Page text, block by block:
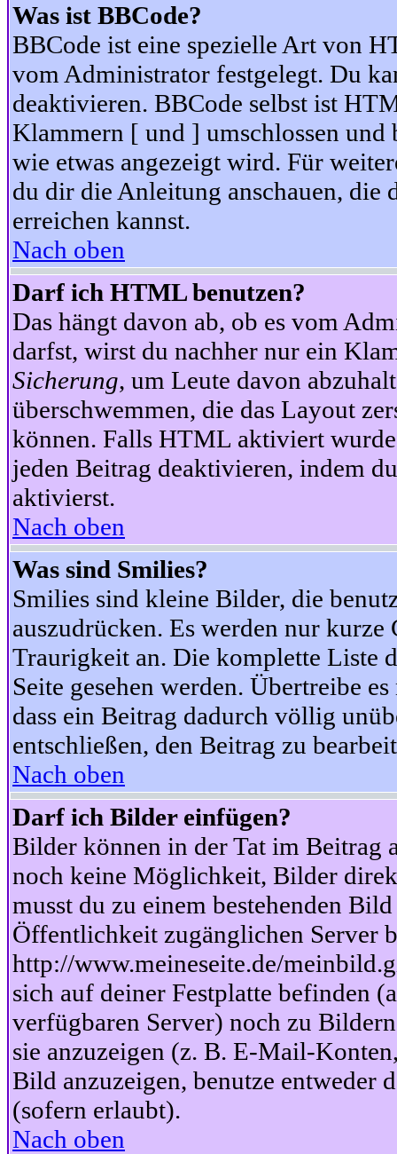
Was ist BBCode?
BBCode ist eine spezielle Art von
vom Administrator festgelegt. Du
deaktivieren. BBCode selbst ist
Klammern [ und ] umschlossen
wie etwas angezeigt wird. Für
du dir die Anleitung anschauen, die
erreichen kannst.
Nach oben
Darf ich HTML benutzen?
Das hängt davon ab, ob es vom
darfst, wirst du nachher nur ein
Sicherung, um Leute davon
überschwemmen, die das Layout
können. Falls HTML aktiviert
jeden Beitrag deaktivieren, indem
aktivierst.
Nach oben
Was sind Smilies?
Smilies sind kleine Bilder, die
auszudrücken. Es werden nur
Traurigkeit an. Die komplette Liste
Seite gesehen werden. Übertreibe
dass ein Beitrag dadurch völlig
entschließen, den Beitrag zu
Nach oben
Darf ich Bilder einfügen?
Bilder können in der Tat im Beitrag
noch keine Möglichkeit, Bilder
musst du zu einem bestehenden
Öffentlichkeit zugänglichen Server
http://www.meineseite.de/
sich auf deiner Festplatte befinden
verfügbaren Server) noch zu
sie anzuzeigen (z. B. E-Mail-
Bild anzuzeigen, benutze
(sofern erlaubt).
Nach oben